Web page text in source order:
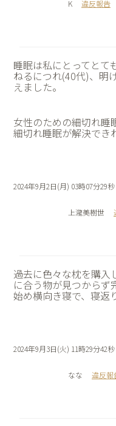
K 違反報告
睡眠は私にとってとて
ねるにつれ(40代)、明
えました。
女性のための細切れ睡
細切れ睡眠が解決でき
2024年9月2日(月) 03時07分29秒
上瀧美樹世
過去に色々な枕を購入
に合う物が見つからず
始め横向き寝で、寝返
2024年9月3日(火) 11時29分42秒
なな 違反報